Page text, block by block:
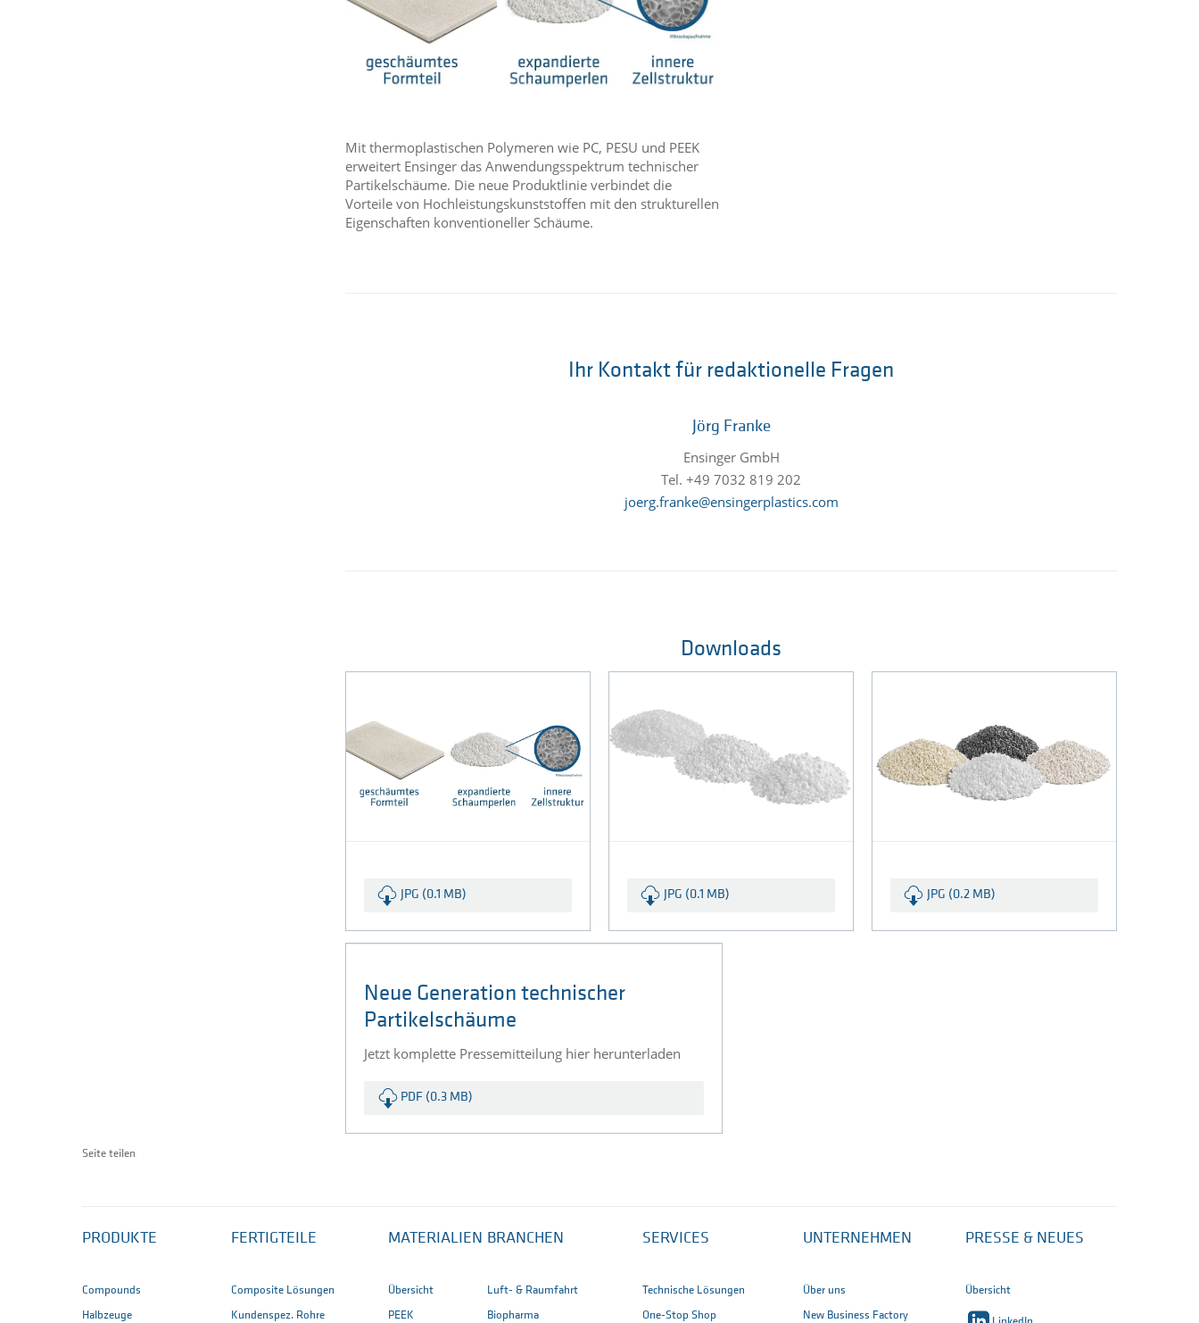
Mit thermoplastischen Polymeren wie PC, PESU und PEEK
erweitert Ensinger das Anwendungsspektrum technischer
Partikelschäume. Die neue Produktlinie verbindet die
Vorteile von Hochleistungskunststoffen mit den strukturellen
Eigenschaften konventioneller Schäume.
Ihr Kontakt für redaktionelle Fragen
Jörg Franke
Ensinger GmbH
Tel. +49 7032 819 202
joerg.franke@ensingerplastics.com
Downloads
JPG (0.1 MB) JPG (0.1 MB) JPG (0.2 MB)
Neue Generation technischer
Partikelschäume
Jetzt komplette Pressemitteilung hier herunterladen
PDF (0.3 MB)
Seite teilen
PRODUKTE
Compounds
Halbzeuge
FERTIGTEILE
Composite Lösungen
Kundenspez. Rohre
MATERIALIEN
Übersicht
PEEK
BRANCHEN
Luft- & Raumfahrt
Biopharma
SERVICES
Technische Lösungen
One-Stop Shop
UNTERNEHMEN
Über uns
New Business Factory
PRESSE & NEUES
Übersicht